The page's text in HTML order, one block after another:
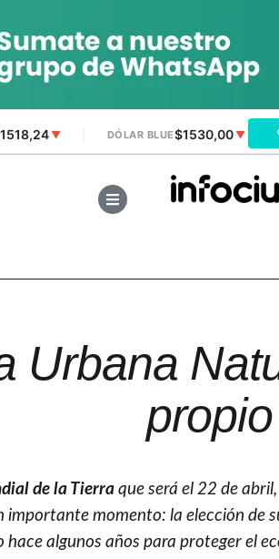
▼ DÓLAR BLUE$1530,00▼
Urbana
propio
de la Tierra que será el 22 de
importante momento: la elección de
algunos años para proteger el